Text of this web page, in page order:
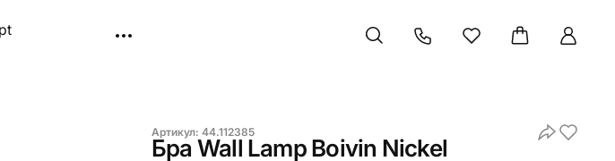
Артикул: 44.112385
Бра Wall Lamp Boivin Nickel